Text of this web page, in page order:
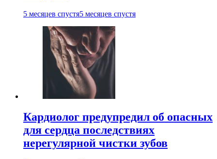
5 месяцев спустя5 месяцев спустя
Кардиолог предупредил об опасных
для сердца последствиях
нерегулярной чистки зубов